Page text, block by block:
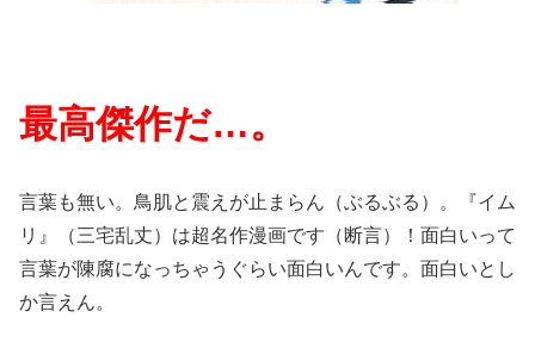
最高傑作だ…。
言葉も無い。鳥肌と震えが止まらん（ぶるぶる）。『イム
リ』（三宅乱丈）は超名作漫画です（断言）！面白いって
言葉が陳腐になっちゃうぐらい面白いんです。面白いとし
か言えん。